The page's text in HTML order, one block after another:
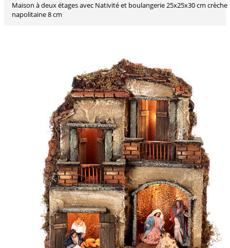
0
Panier
Maison à deux étages avec Nativité et boulangerie 25x25x30 cm crèche
napolitaine 8 cm